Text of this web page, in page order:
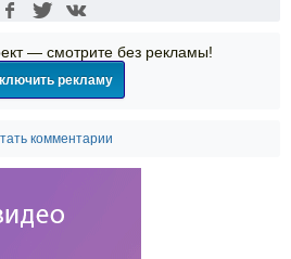
— смотрите без рекламы!
рекламу
комментарии